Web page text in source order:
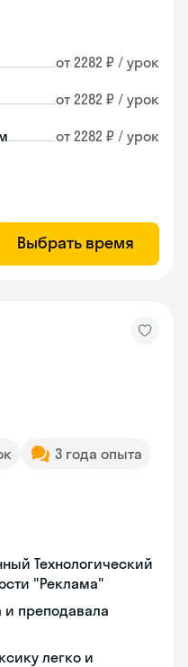
от 2282 ₽ / урок
от 2282 ₽ / урок
от 2282 ₽ / урок
Выбрать время
3 года опыта
Технологический
"Реклама"
и преподавала
легко и